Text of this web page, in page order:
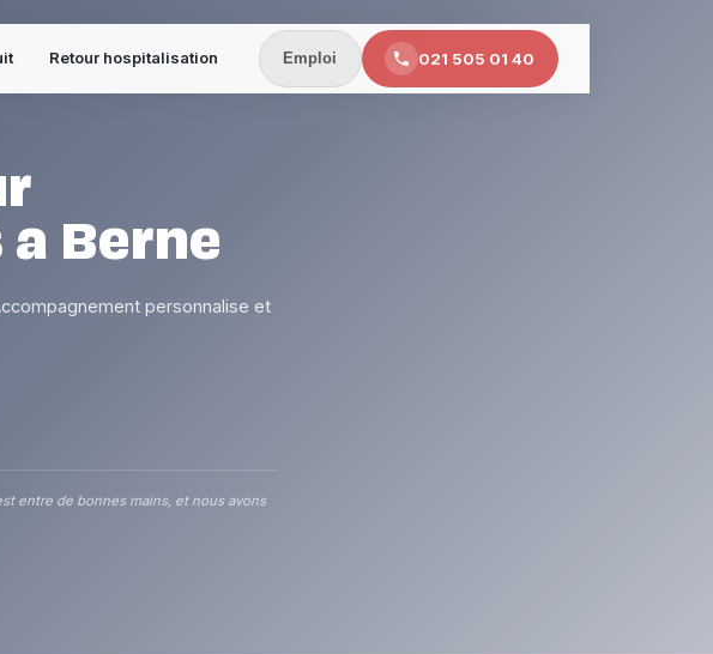
Retour hospitalisation Emploi 021 505 01 40
a Berne
personnalise et
entre de bonnes mains, et nous avons